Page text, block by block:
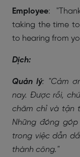
Employee:
taking the time
to hearing from
Dịch:
Quản lý: "Cảm
nay. Được rồi,
chăm chỉ và tận
Những đóng
trong việc dẫn
thành công."